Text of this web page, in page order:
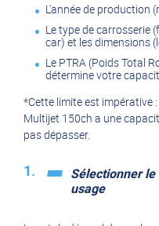
L'année de production
Le type de carrosserie
car) et les dimensions
Le PTRA (Poids Total
détermine votre
*Cette limite est impérative
Multijet 150ch a une
pas dépasser.
Sélectionner
usage